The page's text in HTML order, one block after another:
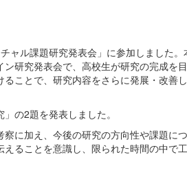
ル課題研究発表会」に参加しました。
研究発表会で、高校生が研究の完成を
ことで、研究内容をさらに発展・改善
の2題を発表しました。
に加え、今後の研究の方向性や課題に
ることを意識し、限られた時間の中で